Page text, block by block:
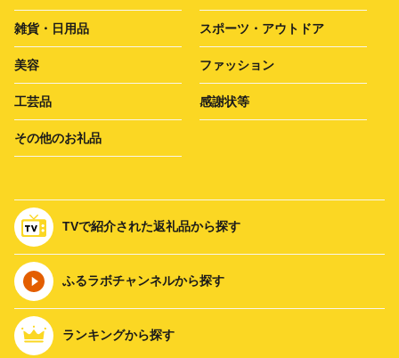
雑貨・日用品 スポーツ・アウトドア
美容 ファッション
工芸品 感謝状等
その他のお礼品
TVで紹介された返礼品から探す
ふるラボチャンネルから探す
ランキングから探す